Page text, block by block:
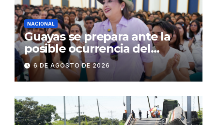
NACIONAL
Guayas se prepara ante la
posible ocurrencia del
fenómeno de El Niño:
Gobierno Nacional capacita a
2.500 jóvenes
6 DE AGOSTO DE 2026